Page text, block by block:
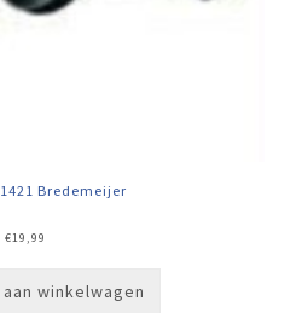
Bredemeijer
€19,99
winkelwagen